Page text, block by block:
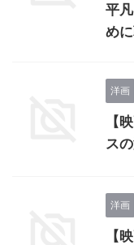
平
め
洋画
【
スの
洋画
【